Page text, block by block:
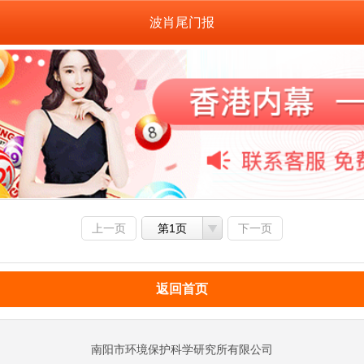
波肖尾门报
上一页 第1页 下一页
返回首页
南阳市环境保护科学研究所有限公司